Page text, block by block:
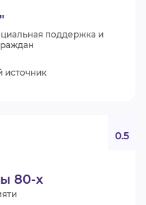
поддержка и
источник
80-х
0.5